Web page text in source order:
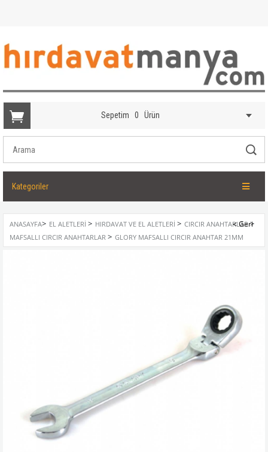
Sepetim 0 Ürün
Kategoriler
ANASAYFA> EL ALETLERI > HIRDAVAT VE EL ALETLERI > CIRCIR ANAHTARLAR>
MAFSALLI CIRCIR ANAHTARLAR > GLORY MAFSALLI CIRCIR ANAHTAR 21MM